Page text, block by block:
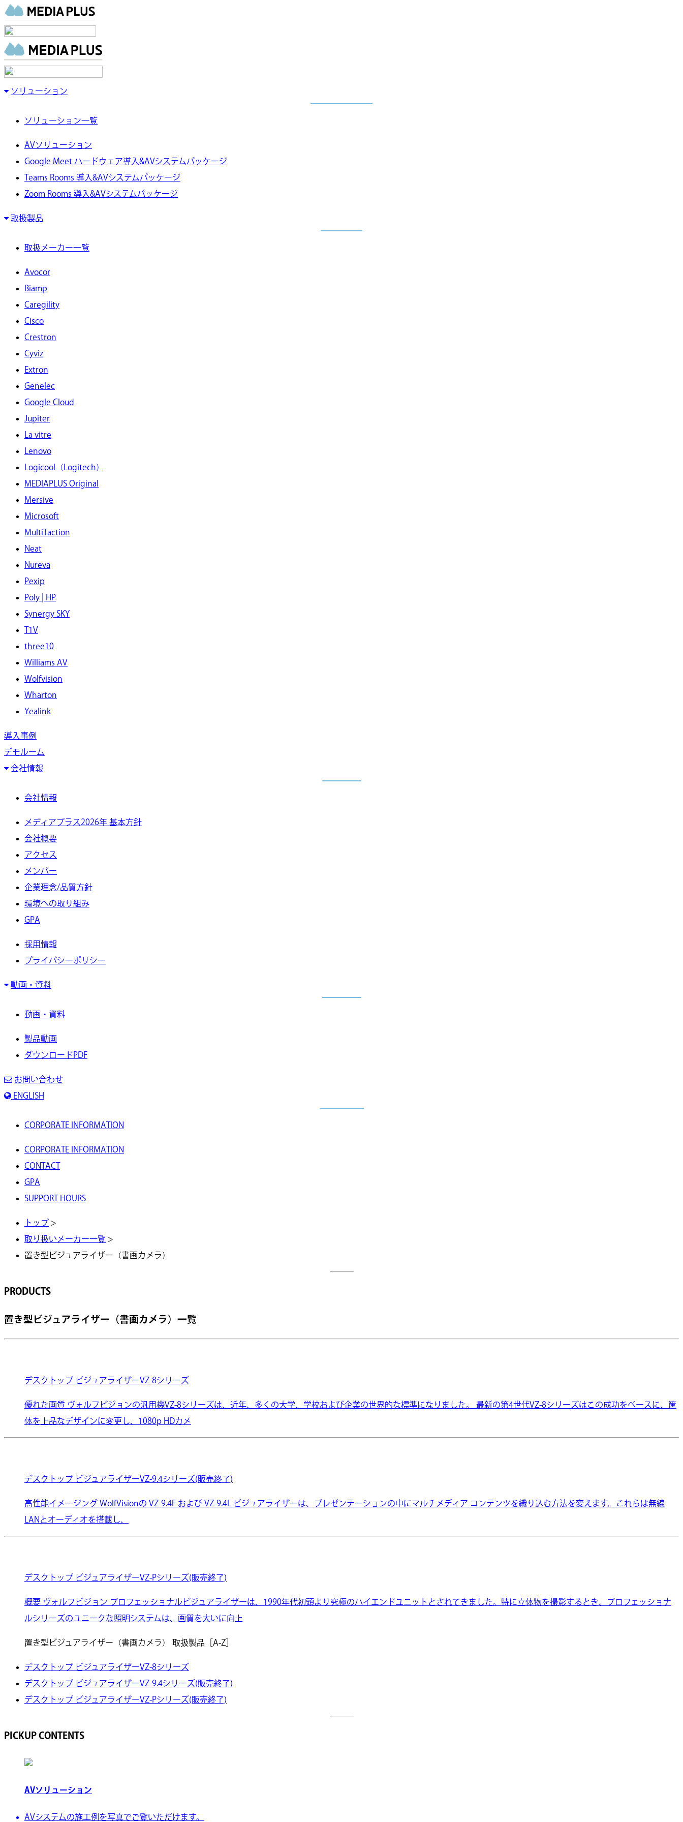
ソリューション
ソリューション一覧
AVソリューション
Google Meet ハードウェア導入&AVシステムパッケージ
Teams Rooms 導入&AVシステムパッケージ
Zoom Rooms 導入&AVシステムパッケージ
取扱製品
取扱メーカー一覧
Avocor
Biamp
Caregility
Cisco
Crestron
Cyviz
Extron
Genelec
Google Cloud
Jupiter
La vitre
Lenovo
Logicool（Logitech）
MEDIAPLUS Original
Mersive
Microsoft
MultiTaction
Neat
Nureva
Pexip
Poly | HP
Synergy SKY
T1V
three10
Williams AV
Wolfvision
Wharton
Yealink
導入事例
デモルーム
会社情報
会社情報
メディアプラス2026年 基本方針
会社概要
アクセス
メンバー
企業理念/品質方針
環境への取り組み
GPA
採用情報
プライバシーポリシー
動画・資料
動画・資料
製品動画
ダウンロードPDF
お問い合わせ
ENGLISH
CORPORATE INFORMATION
CORPORATE INFORMATION
CONTACT
GPA
SUPPORT HOURS
トップ >
取り扱いメーカー一覧 >
置き型ビジュアライザー（書画カメラ）
PRODUCTS
置き型ビジュアライザー（書画カメラ）一覧
デスクトップ ビジュアライザーVZ-8シリーズ
優れた画質 ヴォルフビジョンの汎用機VZ-8シリーズは、近年、多くの大学、学校および企業の世界的な標準になりました。 最新の第4世代VZ-8シリーズはこの成功をベースに、筐
体を上品なデザインに変更し、1080p HDカメ
デスクトップ ビジュアライザーVZ-9.4シリーズ(販売終了)
高性能イメージング WolfVisionの VZ-9.4F および VZ-9.4L ビジュアライザーは、プレゼンテーションの中にマルチメディア コンテンツを織り込む方法を変えます。これらは無線
LANとオーディオを搭載し、
デスクトップ ビジュアライザーVZ-Pシリーズ(販売終了)
概要 ヴォルフビジョン プロフェッショナルビジュアライザーは、1990年代初頭より究極のハイエンドユニットとされてきました。特に立体物を撮影するとき、プロフェッショナ
ルシリーズのユニークな照明システムは、画質を大いに向上
置き型ビジュアライザー（書画カメラ） 取扱製品［A-Z］
デスクトップ ビジュアライザーVZ-8シリーズ
デスクトップ ビジュアライザーVZ-9.4シリーズ(販売終了)
デスクトップ ビジュアライザーVZ-Pシリーズ(販売終了)
PICKUP CONTENTS
AVソリューション
AVシステムの施工例を写真でご覧いただけます。